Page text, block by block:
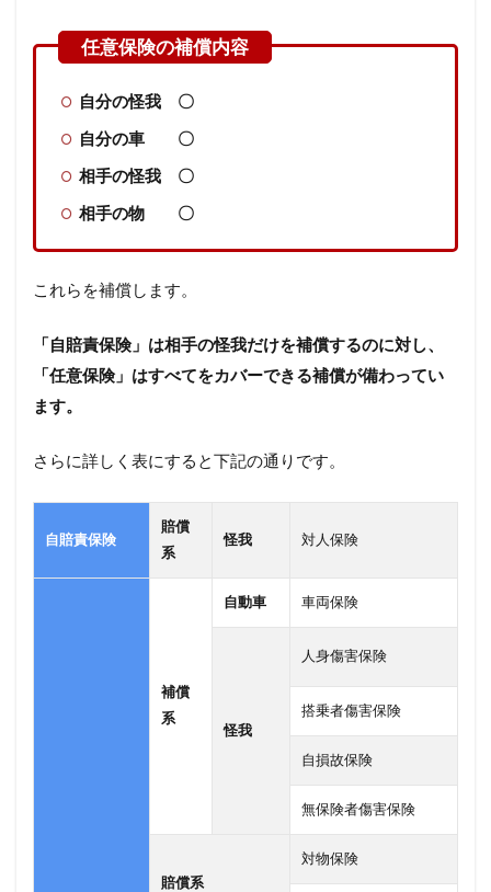
自分の怪我 〇
自分の車 〇
相手の怪我 〇
相手の物 〇
これらを補償します。
「自賠責保険」は相手の怪我だけを補償するのに対し、
「任意保険」はすべてをカバーできる補償が備わってい
ます。
さらに詳しく表にすると下記の通りです。
自賠責保険
賠償
系
怪我 対人保険
補償
系
自動車 車両保険
怪我
人身傷害保険
搭乗者傷害保険
自損故保険
無保険者傷害保険
賠償系
対物保険